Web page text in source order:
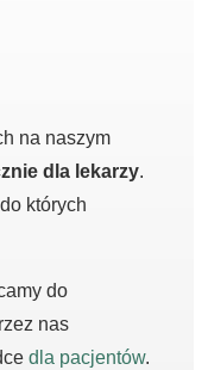
na naszym
dla lekarzy.
których
do
nas
dla pacjentów.